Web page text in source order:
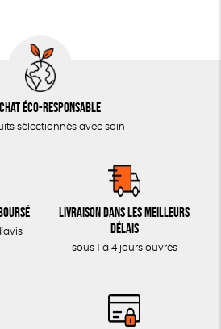
éco-responsable
sélectionnés avec soin
Livraison dans les meilleurs
délais
sous 1 à 4 jours ouvrés